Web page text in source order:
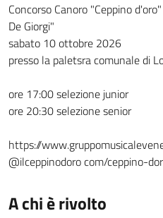
Concorso Canoro "Ceppino
De Giorgi"
sabato 10 ottobre 2026
presso la paletsra comunale di
ore 17:00 selezione junior
ore 20:30 selezione senior
https://
@ilceppinodoro com/ceppino-
A chi è rivolto